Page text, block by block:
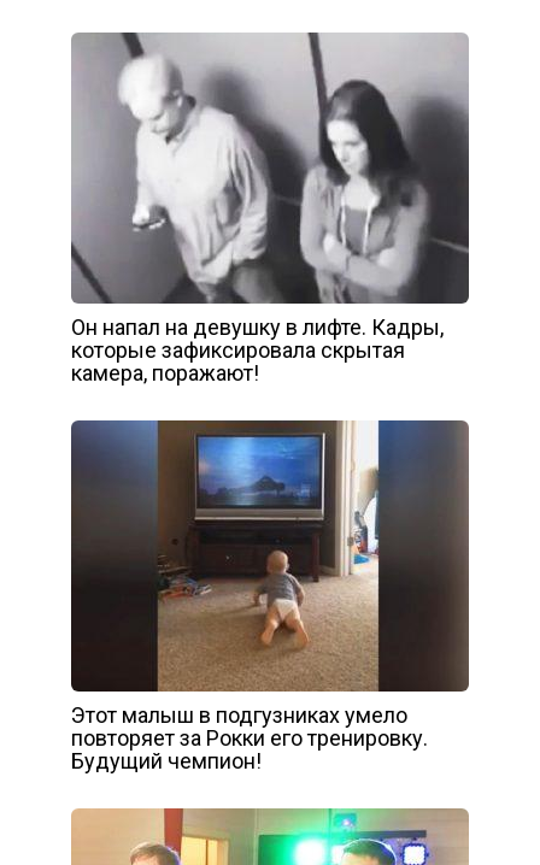
Он напал на девушку в лифте. Кадры,
которые зафиксировала скрытая
камера, поражают!
Этот малыш в подгузниках умело
повторяет за Рокки его тренировку.
Будущий чемпион!